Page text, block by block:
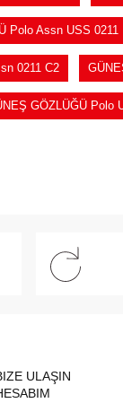
Polo Assn USS 0211
0211 C2
GÖZLÜĞÜ Polo
ULAŞIN